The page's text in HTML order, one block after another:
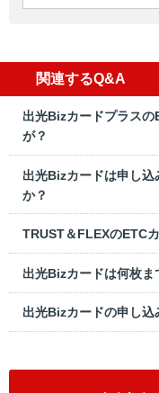
関連するQ&A
出光Bizカードプラス
が？
出光Bizカードは申し
か？
TRUST＆FLEXのETC
出光Bizカードは何枚ま
出光Bizカードの申し込